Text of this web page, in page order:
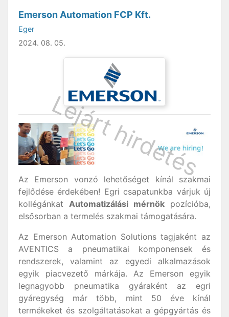
Emerson Automation FCP Kft.
Eger
2024. 08. 05.
Az Emerson vonzó lehetőséget kínál szakmai
fejlődése érdekében! Egri csapatunkba várjuk új
kollégánkat Automatizálási mérnök pozícióba,
elsősorban a termelés szakmai támogatására.
Az Emerson Automation Solutions tagjaként az
AVENTICS a pneumatikai komponensek és
rendszerek, valamint az egyedi alkalmazások
egyik piacvezető márkája. Az Emerson egyik
legnagyobb pneumatika gyáraként az egri
gyáregység már több, mint 50 éve kínál
termékeket és szolgáltatásokat a gépgyártás és